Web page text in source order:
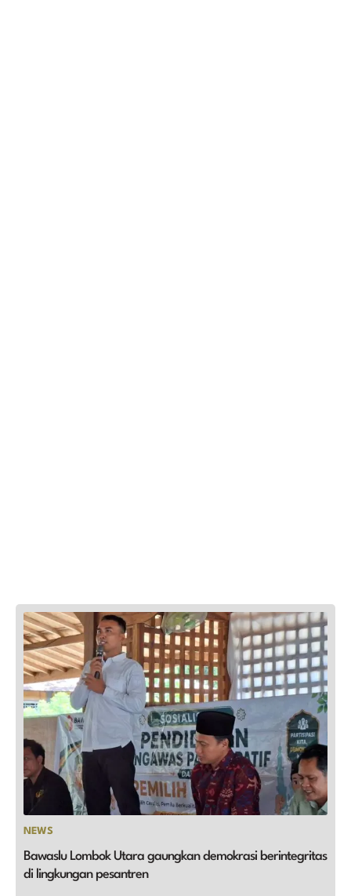
NEWS
Bawaslu Lombok Utara gaungkan demokrasi berintegritas
di lingkungan pesantren